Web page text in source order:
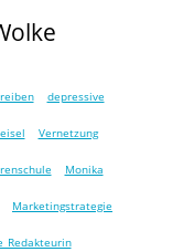
depressive
Vernetzung
Monika
Marketingstrategie
Redakteurin